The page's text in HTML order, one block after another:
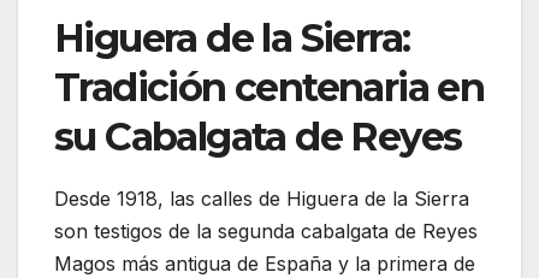
Higuera de la Sierra:
Tradición centenaria en
su Cabalgata de Reyes
Desde 1918, las calles de Higuera de la Sierra
son testigos de la segunda cabalgata de Reyes
Magos más antigua de España y la primera de